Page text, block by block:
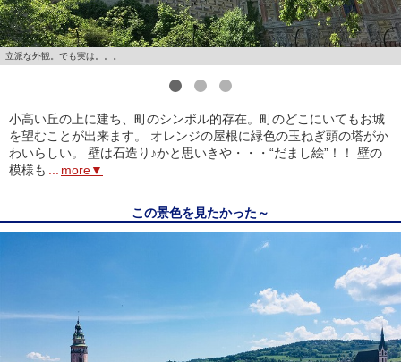
立派な外観。でも実は。。。
小高い丘の上に建ち、町のシンボル的存在。町のどこにいてもお城
を望むことが出来ます。 オレンジの屋根に緑色の玉ねぎ頭の塔がか
わいらしい。 壁は石造り♪かと思いきや・・・“だまし絵”！！ 壁の
模様も
more▼
この景色を見たかった～